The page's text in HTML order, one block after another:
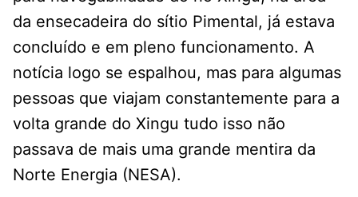
da ensecadeira do sítio Pimental, já estava
concluído e em pleno funcionamento. A
notícia logo se espalhou, mas para algumas
pessoas que viajam constantemente para a
volta grande do Xingu tudo isso não
passava de mais uma grande mentira da
Norte Energia (NESA).